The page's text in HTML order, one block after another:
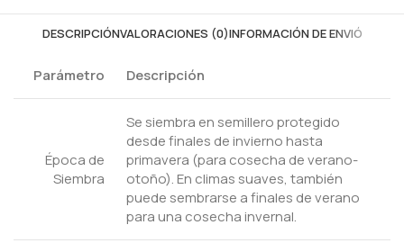
DESCRIPCIÓNVALORACIONES (0)INFORMACIÓN DE ENVIÓ
Parámetro Descripción
Época de
Siembra
Se siembra en semillero protegido
desde finales de invierno hasta
primavera (para cosecha de verano-
otoño). En climas suaves, también
puede sembrarse a finales de verano
para una cosecha invernal.